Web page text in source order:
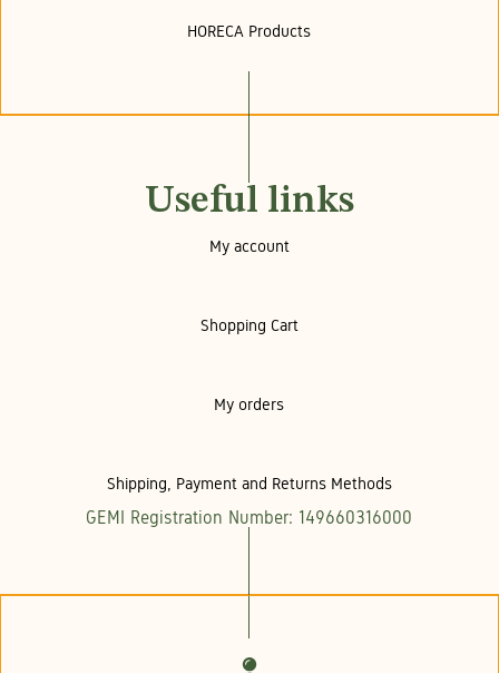
HORECA Products
Useful links
My account
Shopping Cart
My orders
Shipping, Payment and Returns Methods
GEMI Registration Number: 149660316000